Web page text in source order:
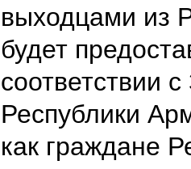
выходцами из
будет
соответствии
Республики
как граждане